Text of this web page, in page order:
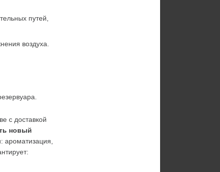
путей,
воздуха.
с доставкой
новый
ароматизация,